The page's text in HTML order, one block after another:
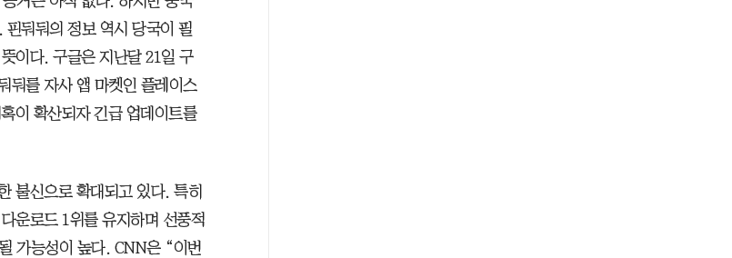
둬둬의 정보 역시 당국이 필
이다. 구글은 지난달 21일 구
둬를 자사 앱 마켓인 플레이스
이 확산되자 긴급 업데이트를
불신으로 확대되고 있다. 특히
운로드 1위를 유지하며 선풍적
가능성이 높다. CNN은 “이번